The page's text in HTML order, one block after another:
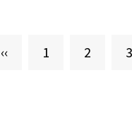
Vorherige Seite
‹‹ Seite
1 Aktuelle
2 3